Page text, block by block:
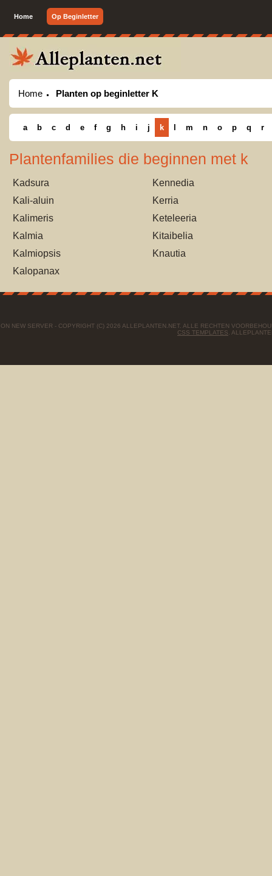
Home Op Beginletter
Home Planten op beginletter K
a b c d e f g h i j k m n o p q r
Plantenfamilies die beginnen met k
Kadsura
Kali-aluin
Kalimeris
Kalmia
Kalmiopsis
Kalopanax
Kennedia
Kerria
Keteleeria
Kitaibelia
Knautia
ON NEW SERVER - COPYRIGHT (C) 2026 ALLEPLANTEN.NET. ALLE RECHTEN
CSS TEMPLATES .